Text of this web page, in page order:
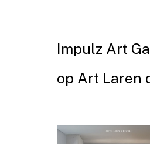
Impulz Art
op Art Laren